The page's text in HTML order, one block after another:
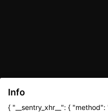
Info
{ "__sentry_xhr__": {